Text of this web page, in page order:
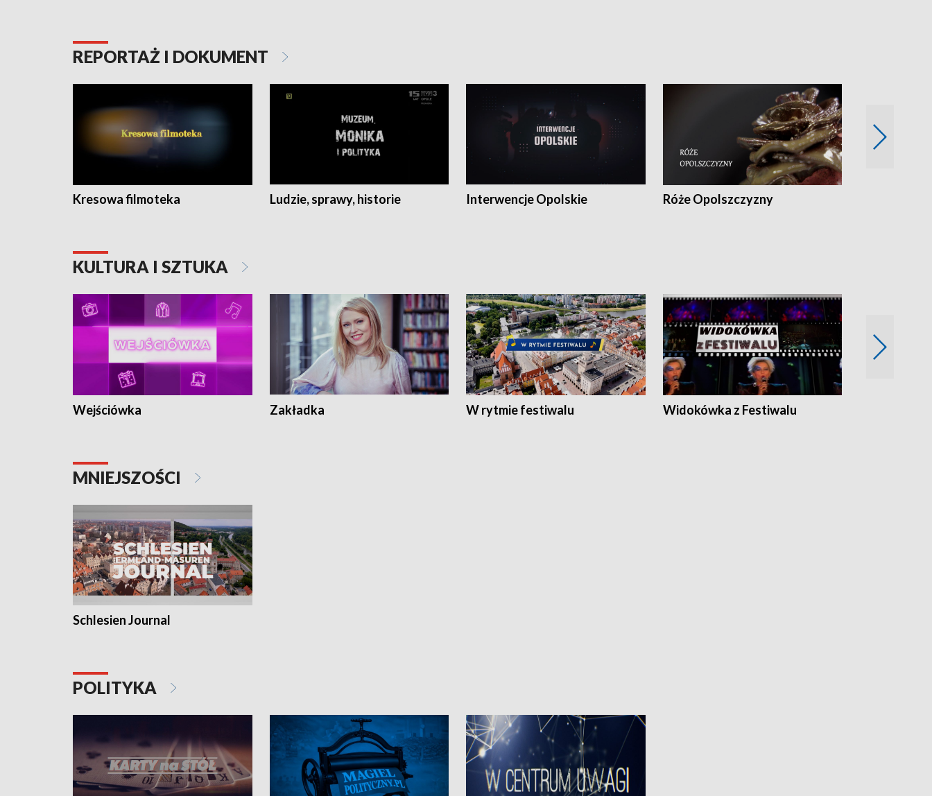
REPORTAŻ I DOKUMENT
Kresowa filmoteka Ludzie, sprawy, historie Interwencje Opolskie Róże Opolszczyzny
KULTURA I SZTUKA
Wejściówka Zakładka W rytmie festiwalu Widokówka z Festiwalu
MNIEJSZOŚCI
Schlesien Journal
POLITYKA